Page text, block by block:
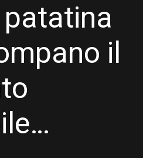
patatina
il